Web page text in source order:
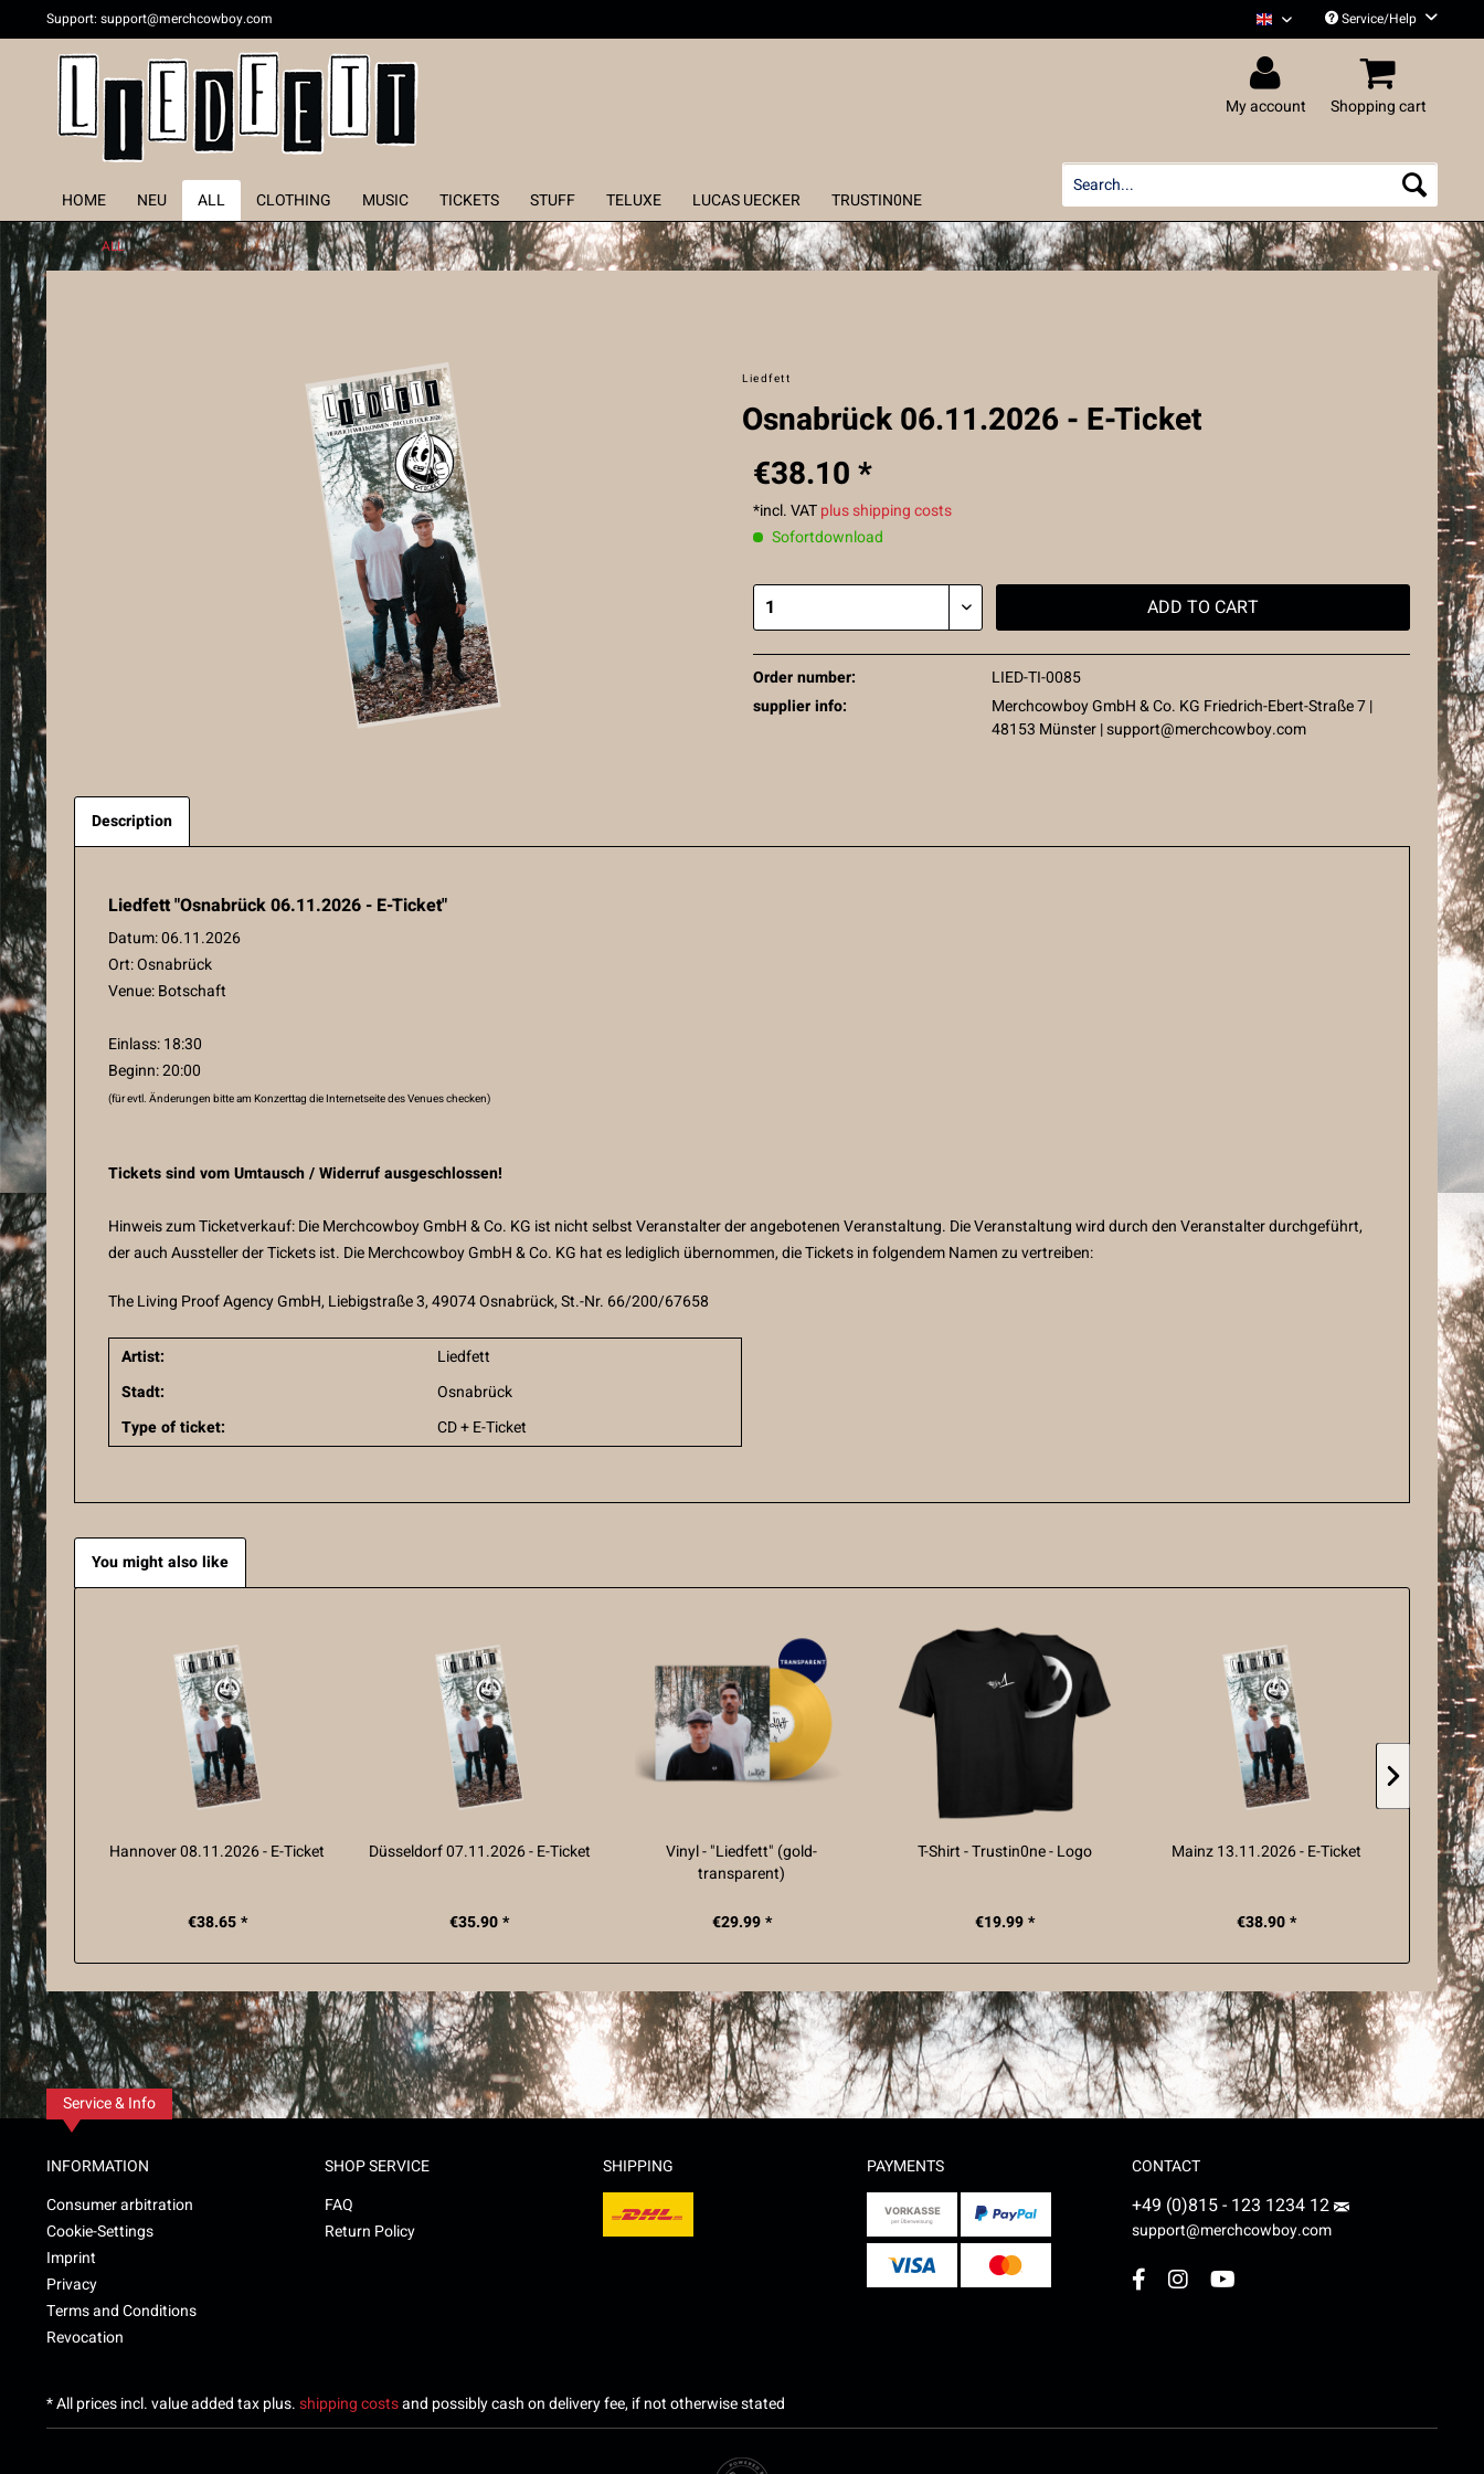
Support: support@merchcowboy.com Liedfett EnglishService/Help
My account Shopping cart
HOME NEU ALL CLOTHING MUSIC TICKETS STUFF TELUXE LUCAS UECKER TRUSTIN0NE
ALL
Liedfett
Osnabrück 06.11.2026 - E-Ticket
€38.10 *
*incl. VATplus shipping costs
Sofortdownload
ADD TO CART
Order number:
LIED-TI-0085
supplier info:
Merchcowboy GmbH & Co. KG Friedrich-Ebert-Straße 7 |
48153 Münster |support@merchcowboy.com
Description
Liedfett "Osnabrück 06.11.2026 - E-Ticket"
Datum: 06.11.2026
Ort: Osnabrück
Venue: Botschaft
Einlass: 18:30
Beginn: 20:00
(für evtl. Änderungen bitte am Konzerttag die Internetseite des Venues checken)
Tickets sind vom Umtausch / Widerruf ausgeschlossen!
Hinweis zum Ticketverkauf: Die Merchcowboy GmbH & Co. KG ist nicht selbst Veranstalter der angebotenen Veranstaltung. Die Veranstaltung wird durch den Veranstalter durchgeführt,
der auch Aussteller der Tickets ist. Die Merchcowboy GmbH & Co. KG hat es lediglich übernommen, die Tickets in folgendem Namen zu vertreiben:
The Living Proof Agency GmbH, Liebigstraße 3, 49074 Osnabrück, St.-Nr. 66/200/67658
Artist:
Liedfett
Stadt:
Osnabrück
Type of ticket:
CD + E-Ticket
You might also like
Hannover 08.11.2026 - E-Ticket
€38.65 *
Düsseldorf 07.11.2026 - E-Ticket
€35.90 *
Vinyl - "Liedfett" (gold-
transparent)
€29.99 *
T-Shirt - Trustin0ne - Logo
€19.99 *
Mainz 13.11.2026 - E-Ticket
€38.90 *
Service & Info
INFORMATION
Consumer arbitration
Cookie-Settings
Imprint
Privacy
Terms and Conditions
Revocation
SHOP SERVICE
FAQ
Return Policy
SHIPPING PAYMENTS CONTACT
+49 (0)815 - 123 1234 12
support@merchcowboy.com
* All prices incl. value added tax plus.shipping costsand possibly cash on delivery fee, if not otherwise stated